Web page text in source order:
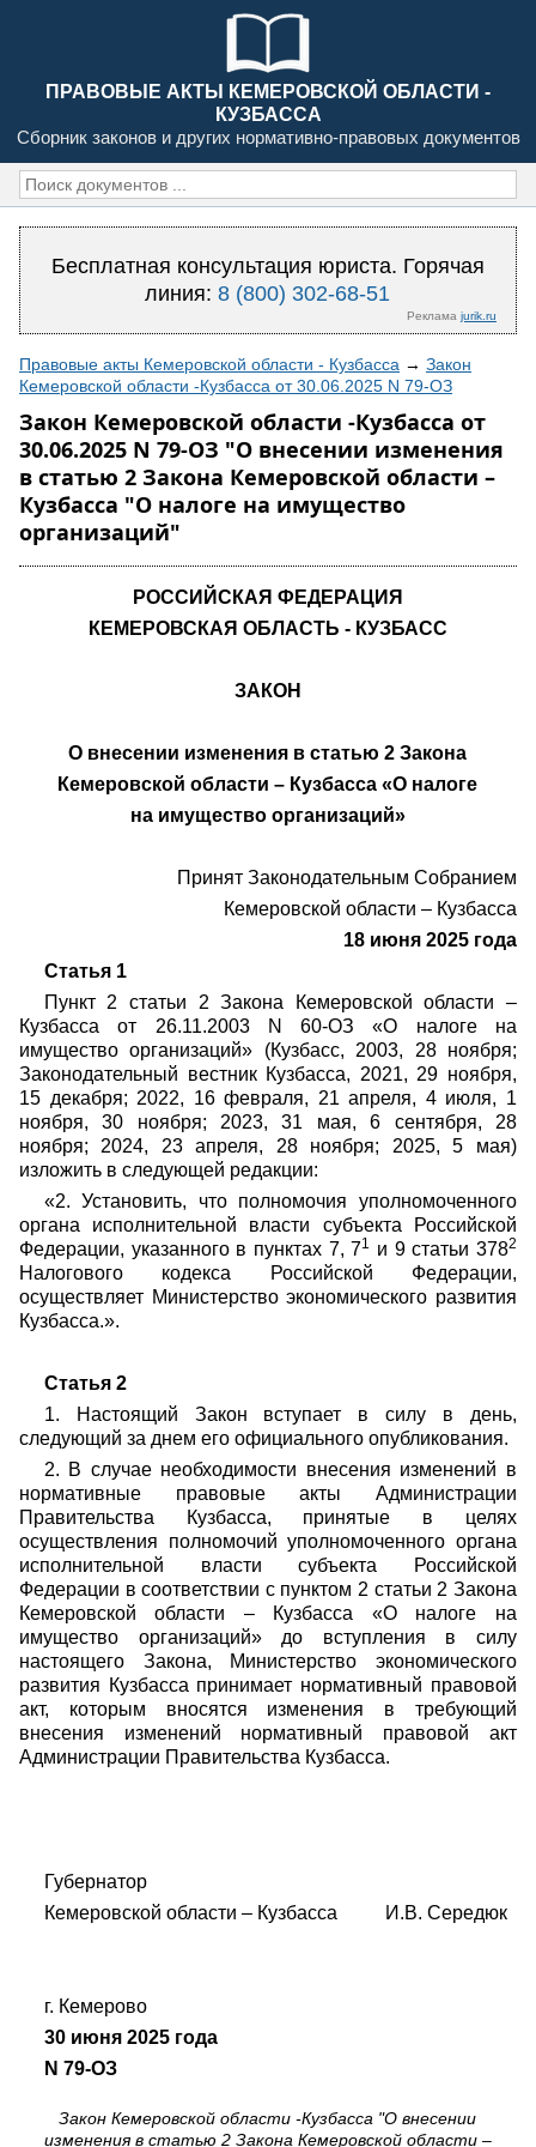
ПРАВОВЫЕ АКТЫ КЕМЕРОВСКОЙ ОБЛАСТИ -
КУЗБАССА
Сборник законов и других нормативно-правовых документов
Бесплатная консультация юриста. Горячая
линия:8 (800) 302-68-51
Реклама jurik.ru
Правовые акты Кемеровской области - Кузбасса → Закон
Кемеровской области -Кузбасса от 30.06.2025 N 79-ОЗ
Закон Кемеровской области -Кузбасса от
30.06.2025 N 79-ОЗ "О внесении изменения
в статью 2 Закона Кемеровской области –
Кузбасса "О налоге на имущество
организаций"
РОССИЙСКАЯ ФЕДЕРАЦИЯ
КЕМЕРОВСКАЯ ОБЛАСТЬ - КУЗБАСС
ЗАКОН
О внесении изменения в статью 2 Закона
Кемеровской области – Кузбасса «О налоге
на имущество организаций»
Принят Законодательным Собранием
Кемеровской области – Кузбасса
18 июня 2025 года
Статья 1
Пункт 2 статьи 2 Закона Кемеровской области –
Кузбасса от 26.11.2003 N 60-ОЗ «О налоге на
имущество организаций» (Кузбасс, 2003, 28 ноября;
Законодательный вестник Кузбасса, 2021, 29 ноября,
15 декабря; 2022, 16 февраля, 21 апреля, 4 июля, 1
ноября, 30 ноября; 2023, 31 мая, 6 сентября, 28
ноября; 2024, 23 апреля, 28 ноября; 2025, 5 мая)
изложить в следующей редакции:
«2. Установить, что полномочия уполномоченного
органа исполнительной власти субъекта Российской
Федерации, указанного в пунктах 7, 71 и 9 статьи 3782
Налогового кодекса Российской Федерации,
осуществляет Министерство экономического развития
Кузбасса.».
Статья 2
1. Настоящий Закон вступает в силу в день,
следующий за днем его официального опубликования.
2. В случае необходимости внесения изменений в
нормативные правовые акты Администрации
Правительства Кузбасса, принятые в целях
осуществления полномочий уполномоченного органа
исполнительной власти субъекта Российской
Федерации в соответствии с пунктом 2 статьи 2 Закона
Кемеровской области – Кузбасса «О налоге на
имущество организаций» до вступления в силу
настоящего Закона, Министерство экономического
развития Кузбасса принимает нормативный правовой
акт, которым вносятся изменения в требующий
внесения изменений нормативный правовой акт
Администрации Правительства Кузбасса.
Губернатор
Кемеровской области – Кузбасса И.В. Середюк
г. Кемерово
30 июня 2025 года
N 79-ОЗ
Закон Кемеровской области -Кузбасса "О внесении
изменения в статью 2 Закона Кемеровской области –